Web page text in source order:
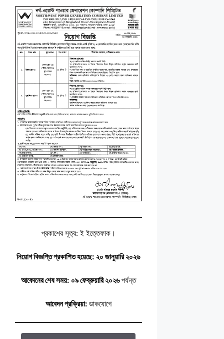
প্রকাশের সূত্র: ই ইত্তেফাক।
নিয়োগ বিজ্ঞপ্তি প্রকাশিত হয়েছে: ২০ জানুয়ারি ২০২৬
আবেদনের শেষ সময়: ০৯ ফেব্রুয়ারি ২০২৬পর্যন্ত
আবেদন প্রক্রিয়া:ডাকযোগে